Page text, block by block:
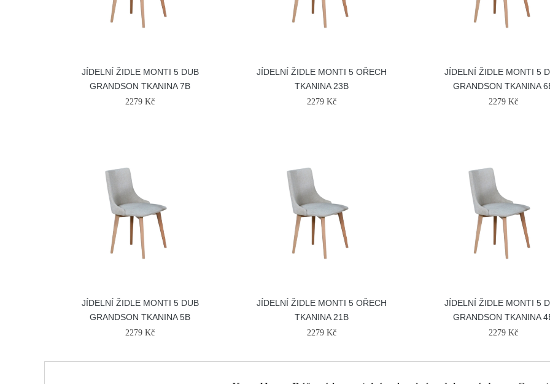
JÍDELNÍ ŽIDLE MONTI 5 DUB
GRANDSON TKANINA 7B
2279 Kč
JÍDELNÍ ŽIDLE MONTI 5 OŘECH
TKANINA 23B
2279 Kč
JÍDELNÍ ŽIDLE MONTI 5
GRANDSON TKANINA
2279 Kč
JÍDELNÍ ŽIDLE MONTI 5 DUB
GRANDSON TKANINA 5B
2279 Kč
JÍDELNÍ ŽIDLE MONTI 5 OŘECH
TKANINA 21B
2279 Kč
JÍDELNÍ ŽIDLE MONTI 5
GRANDSON TKANINA
2279 Kč